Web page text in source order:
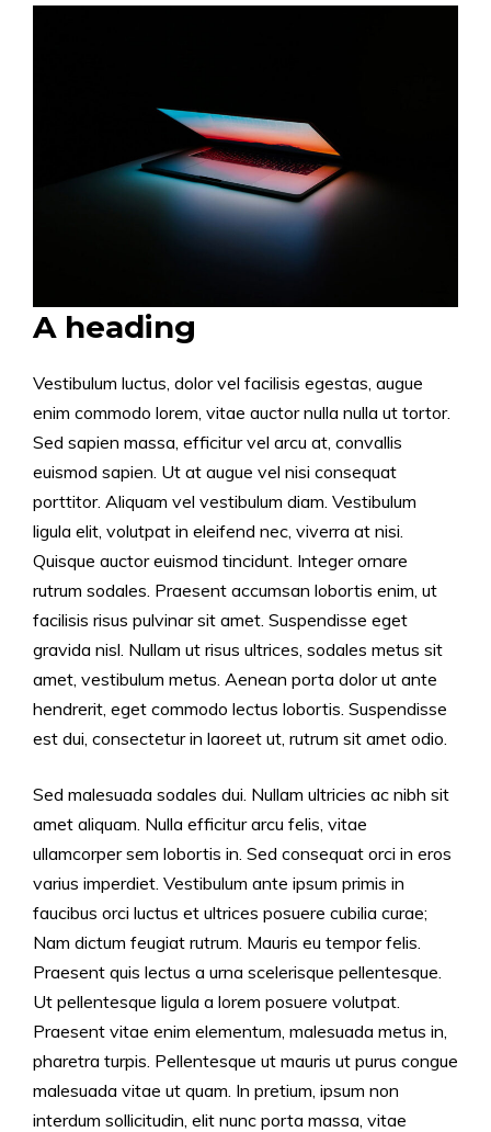
A heading
Vestibulum luctus, dolor vel facilisis egestas, augue
enim commodo lorem, vitae auctor nulla nulla ut tortor.
Sed sapien massa, efficitur vel arcu at, convallis
euismod sapien. Ut at augue vel nisi consequat
porttitor. Aliquam vel vestibulum diam. Vestibulum
ligula elit, volutpat in eleifend nec, viverra at nisi.
Quisque auctor euismod tincidunt. Integer ornare
rutrum sodales. Praesent accumsan lobortis enim, ut
facilisis risus pulvinar sit amet. Suspendisse eget
gravida nisl. Nullam ut risus ultrices, sodales metus sit
amet, vestibulum metus. Aenean porta dolor ut ante
hendrerit, eget commodo lectus lobortis. Suspendisse
est dui, consectetur in laoreet ut, rutrum sit amet odio.
Sed malesuada sodales dui. Nullam ultricies ac nibh sit
amet aliquam. Nulla efficitur arcu felis, vitae
ullamcorper sem lobortis in. Sed consequat orci in eros
varius imperdiet. Vestibulum ante ipsum primis in
faucibus orci luctus et ultrices posuere cubilia curae;
Nam dictum feugiat rutrum. Mauris eu tempor felis.
Praesent quis lectus a urna scelerisque pellentesque.
Ut pellentesque ligula a lorem posuere volutpat.
Praesent vitae enim elementum, malesuada metus in,
pharetra turpis. Pellentesque ut mauris ut purus congue
malesuada vitae ut quam. In pretium, ipsum non
interdum sollicitudin, elit nunc porta massa, vitae